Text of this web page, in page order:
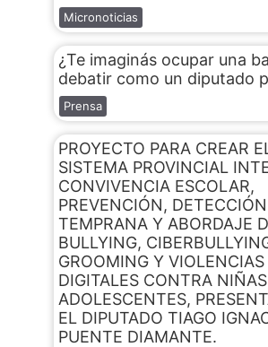
Micronoticias
¿Te imaginás ocupar una
debatir como un diputado
Prensa
PROYECTO PARA CREAR
SISTEMA PROVINCIAL
CONVIVENCIA ESCOLAR,
PREVENCIÓN, DETECCIÓN
TEMPRANA Y ABORDAJE
BULLYING,
GROOMING Y VIOLENCIAS
DIGITALES CONTRA
ADOLESCENTES,
EL DIPUTADO TIAGO
PUENTE DIAMANTE.